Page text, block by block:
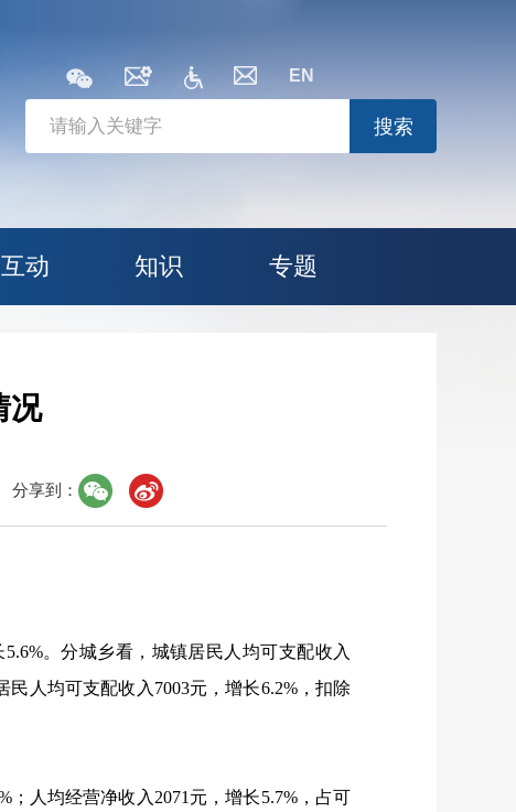
EN
搜索
互动 知识 专题
况
分享到：
5.6%。分城乡看，城镇居民人均可支配收入
民人均可支配收入 7003元，增长6.2%，扣除
；人均经营净收入 2071 元，增长5.7%，占可